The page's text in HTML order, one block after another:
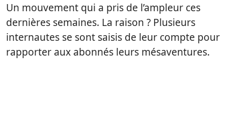
Un mouvement qui a pris de l’ampleur ces
dernières semaines. La raison ? Plusieurs
internautes se sont saisis de leur compte pour
rapporter aux abonnés leurs mésaventures.